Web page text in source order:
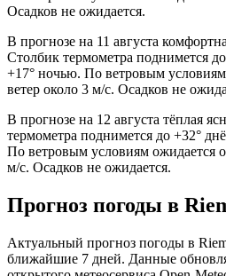
Осадков не ожидается.
В прогнозе на 11 августа
Столбик термометра поднимется
+17° ночью. По ветровым
ветер около 3 м/с. Осадков не
В прогнозе на 12 августа тёплая
термометра поднимется до +32°
По ветровым условиям ожидается
м/с. Осадков не ожидается.
Прогноз погоды в
Актуальный прогноз погоды в
ближайшие 7 дней. Данные